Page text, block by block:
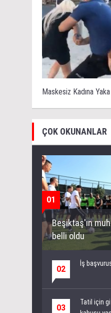
Maskesiz Kadına
ÇOK OKUNANLAR
01
Beşiktaş'ın
belli oldu
02
İş
03
Tatil için